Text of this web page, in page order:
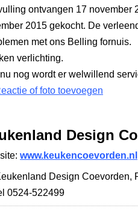
ontvangen 17 november
2015 gekocht. De
met ons Belling fornuis.
verlichting.
nog wordt er welwillend
of foto toevoegen
Design
www.keukencoevorden.nl
Design Coevorden,
0524-522499